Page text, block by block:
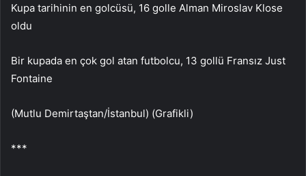
Kupa tarihinin en golcüsü, 16 golle Alman Miroslav Klose
oldu
Bir kupada en çok gol atan futbolcu, 13 gollü Fransız Just
Fontaine
(Mutlu Demirtaştan/İstanbul) (Grafikli)
***